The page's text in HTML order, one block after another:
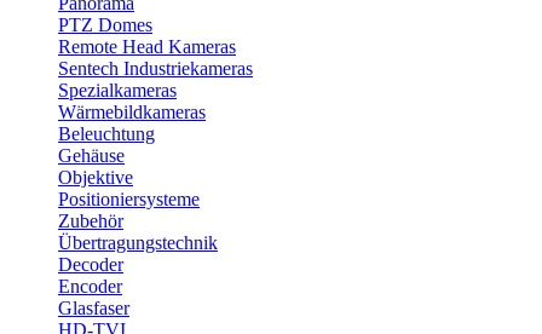
PTZ Domes
Remote Head Kameras
Sentech Industriekameras
Spezialkameras
Wärmebildkameras
Beleuchtung
Gehäuse
Objektive
Positioniersysteme
Zubehör
Übertragungstechnik
Decoder
Encoder
Glasfaser
HD-TVI